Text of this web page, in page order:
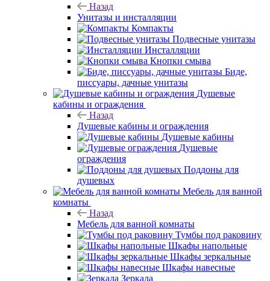
Назад
Унитазы и инсталляции
Компакты
Подвесные унитазы
Инсталляции
Кнопки смыва
Биде,
писсуары, дачные унитазы
Душевые
кабины и ограждения
Назад
Душевые кабины и ограждения
Душевые кабины
Душевые
ограждения
Поддоны для
душевых
Мебель для ванной
комнаты
Назад
Мебель для ванной комнаты
Тумбы под раковину
Шкафы напольные
Шкафы зеркальные
Шкафы навесные
Зеркала